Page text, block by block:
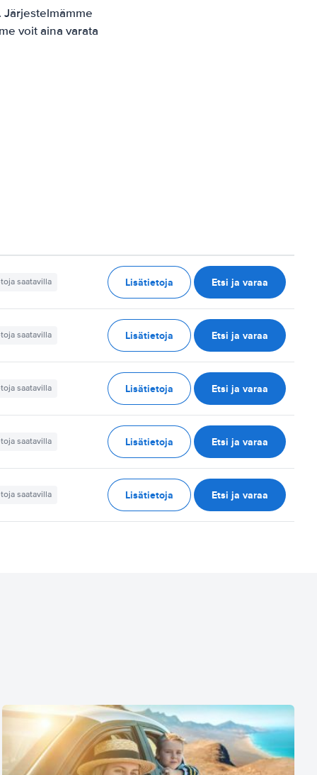
voit aina varata
saatavilla Lisätietoja Etsi ja varaa
saatavilla Lisätietoja Etsi ja varaa
saatavilla Lisätietoja Etsi ja varaa
saatavilla Lisätietoja Etsi ja varaa
saatavilla Lisätietoja Etsi ja varaa